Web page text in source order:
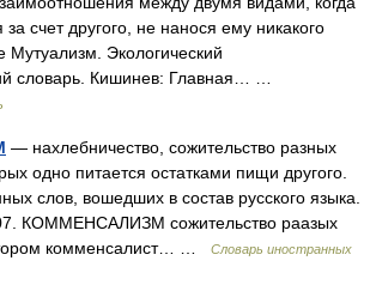
счет другого, не нанося ему никакого
Экологический
словарь. Кишинев: Главная… …
— нахлебничество, сожительство разных
одно питается остатками пищи другого.
слов, вошедших в состав русского языка.
КОММЕНСАЛИЗМ сожительство раазых
комменсалист… …
Словарь иностранных